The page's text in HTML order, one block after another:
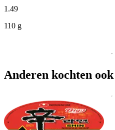
1 .49
110 g
Anderen kochten ook